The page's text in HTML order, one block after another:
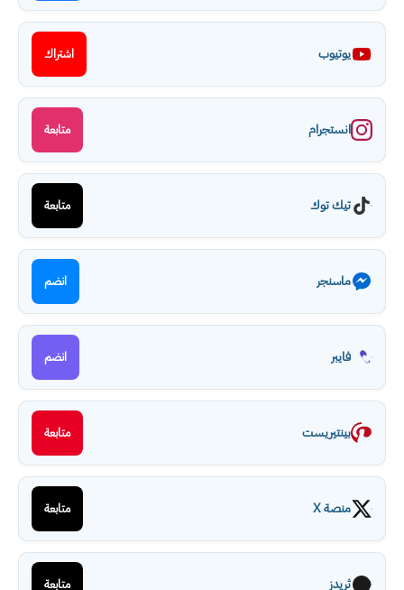
يوتيوب اشتراك
انستجرام متابعة
تيك توك متابعة
ماسنجر انضم
فايبر انضم
بينتيريست متابعة
منصة X متابعة
ثريدز متابعة